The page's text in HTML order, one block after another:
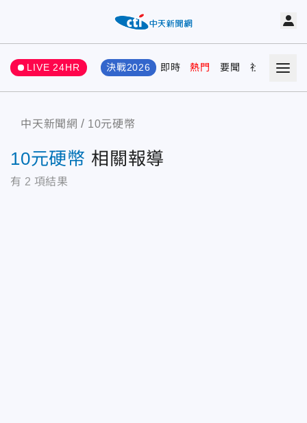
LIVE 24HR 決戰2026 即時 熱門 要聞 社會 娛樂
中天新聞網 10元硬幣
10元硬幣 相關報導
有 2 項結果